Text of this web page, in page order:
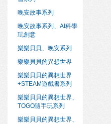
晚安故事系列
晚安故事系列、AI科學
玩創意
樂樂貝貝、晚安系列
樂樂貝貝的異想世界
樂樂貝貝的異想世界
+STEAM遊戲書系列
樂樂貝貝的異想世界、
TOGO隨手玩系列
樂樂貝貝的異想世界、